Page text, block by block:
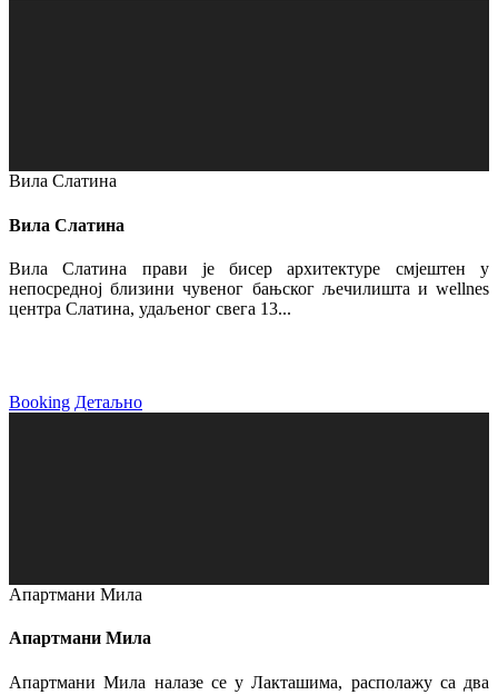
Вила Слатина
Вила Слатина
Вила Слатина прави је бисер архитектуре смјештен у
непосредној близини чувеног бањског љечилишта и wellnes
центра Слатина, удаљеног свега 13...
Booking Детаљно
Апартмани Мила
Апартмани Мила
Апартмани Мила налазе се у Лакташима, располажу са два